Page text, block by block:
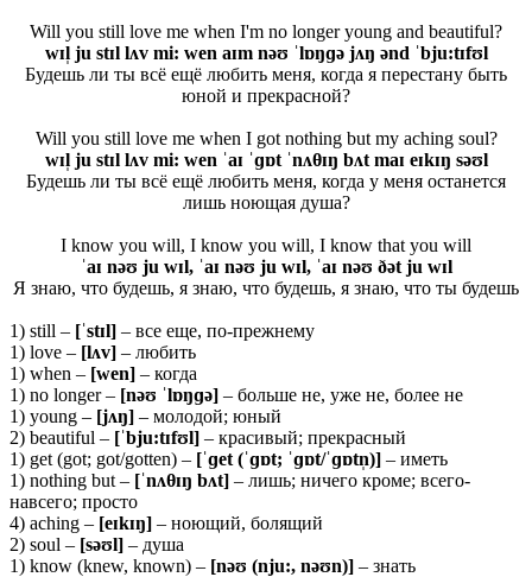
Will you still love me when I'm no longer young and beautiful?
wɪl̩ ju stɪl lʌv mi: wen aɪm nəʊ ˈlɒŋɡə jʌŋ ənd ˈbju:tɪfʊl
Будешь ли ты всё ещё любить меня, когда я перестану быть
юной и прекрасной?
Will you still love me when I got nothing but my aching soul?
wɪl̩ ju stɪl lʌv mi: wen ˈaɪ ˈɡɒt ˈnʌθɪŋ bʌt maɪ eɪkɪŋ səʊl
Будешь ли ты всё ещё любить меня, когда у меня останется
лишь ноющая душа?
I know you will, I know you will, I know that you will
ˈaɪ nəʊ ju wɪl, ˈaɪ nəʊ ju wɪl, ˈaɪ nəʊ ðət ju wɪl
Я знаю, что будешь, я знаю, что будешь, я знаю, что ты будешь
1) still – [ˈstɪl] – все еще, по-прежнему
1) love – [lʌv] – любить
1) when – [wen] – когда
1) no longer – [nəʊ ˈlɒŋɡə] – больше не, уже не, более не
1) young – [jʌŋ] – молодой; юный
2) beautiful – [ˈbju:tɪfʊl] – красивый; прекрасный
1) get (got; got/gotten) – [ˈɡet (ˈɡɒt; ˈɡɒt/ˈɡɒtn̩)] – иметь
1) nothing but – [ˈnʌθɪŋ bʌt] – лишь; ничего кроме; всего-
навсего; просто
4) aching – [eɪkɪŋ] – ноющий, болящий
2) soul – [səʊl] – душа
1) know (knew, known) – [nəʊ (nju:, nəʊn)] – знать